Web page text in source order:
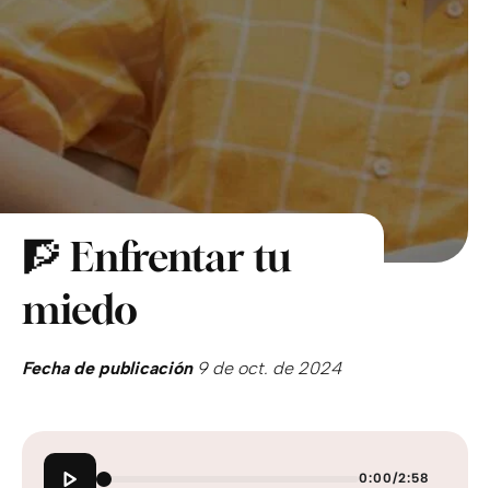
🧗 Enfrentar tu
miedo
Fecha de publicación9 de oct. de 2024
0:00/2:58